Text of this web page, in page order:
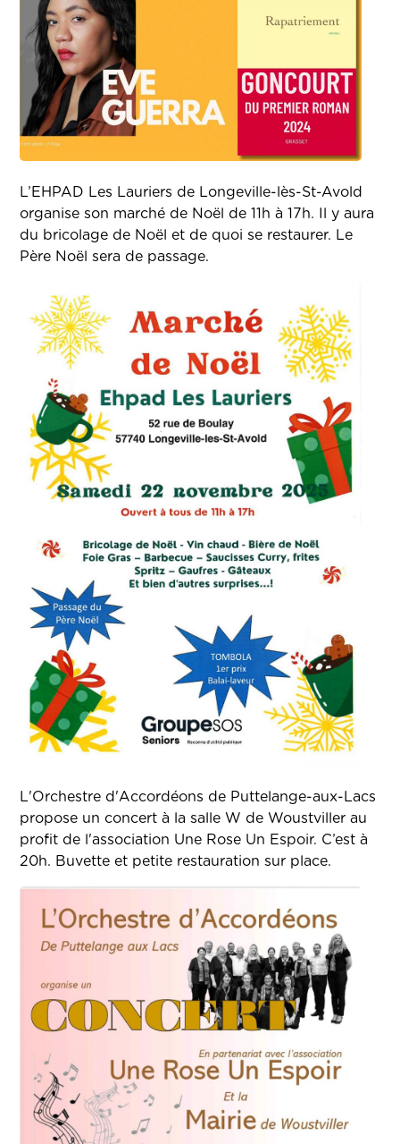
L’EHPAD Les Lauriers de Longeville-lès-St-Avold
organise son marché de Noël de 11h à 17h. Il y aura
du bricolage de Noël et de quoi se restaurer. Le
Père Noël sera de passage.
L'Orchestre d'Accordéons de Puttelange-aux-Lacs
propose un concert à la salle W de Woustviller au
profit de l'association Une Rose Un Espoir. C’est à
20h. Buvette et petite restauration sur place.